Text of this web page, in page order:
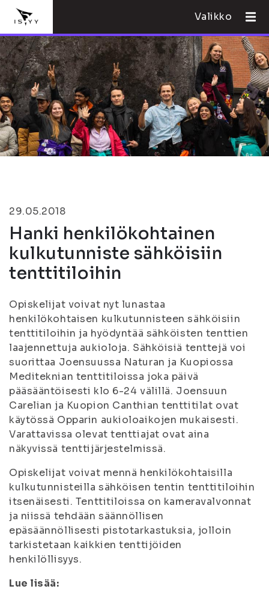
Valikko
29.05.2018
Hanki henkilökohtainen
kulkutunniste sähköisiin
tenttitiloihin
Opiskelijat voivat nyt lunastaa
henkilökohtaisen kulkutunnisteen sähköisiin
tenttitiloihin ja hyödyntää sähköisten tenttien
laajennettuja aukioloja. Sähköisiä tenttejä voi
suorittaa Joensuussa Naturan ja Kuopiossa
Mediteknian tenttitiloissa joka päivä
pääsääntöisesti klo 6-24 välillä. Joensuun
Carelian ja Kuopion Canthian tenttitilat ovat
käytössä Opparin aukioloaikojen mukaisesti.
Varattavissa olevat tenttiajat ovat aina
näkyvissä tenttijärjestelmissä.
Opiskelijat voivat mennä henkilökohtaisilla
kulkutunnisteilla sähköisen tentin tenttitiloihin
itsenäisesti. Tenttitiloissa on kameravalvonnat
ja niissä tehdään säännöllisen
epäsäännöllisesti pistotarkastuksia, jolloin
tarkistetaan kaikkien tenttijöiden
henkilöllisyys.
Lue lisää: